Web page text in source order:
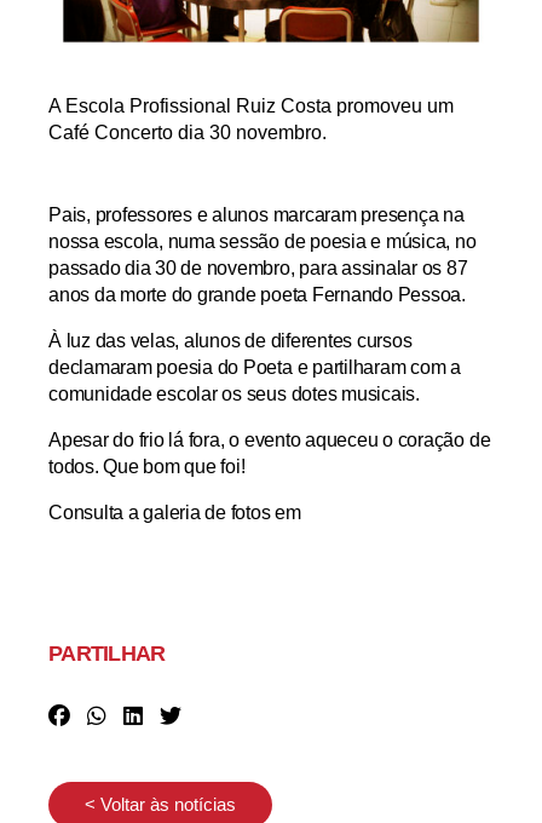
A Escola Profissional Ruiz Costa promoveu um
Café Concerto dia 30 novembro.
Pais, professores e alunos marcaram presença na
nossa escola, numa sessão de poesia e música, no
passado dia 30 de novembro, para assinalar os 87
anos da morte do grande poeta Fernando Pessoa.
À luz das velas, alunos de diferentes cursos
declamaram poesia do Poeta e partilharam com a
comunidade escolar os seus dotes musicais.
Apesar do frio lá fora, o evento aqueceu o coração de
todos. Que bom que foi!
Consulta a galeria de fotos em
PARTILHAR
< Voltar às notícias